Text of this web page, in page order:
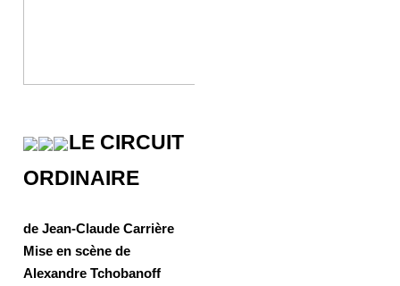
LE CIRCUIT
ORDINAIRE
de Jean-Claude Carrière
Mise en scène de
Alexandre Tchobanoff